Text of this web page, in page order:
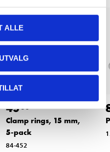
ALLE
4990
Clamp rings, 15 mm,
5-pack
84-452